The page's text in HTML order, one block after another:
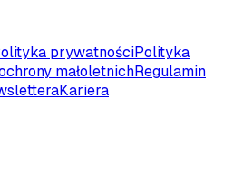
prywatnościPolityka
małoletnichRegulamin
Kariera